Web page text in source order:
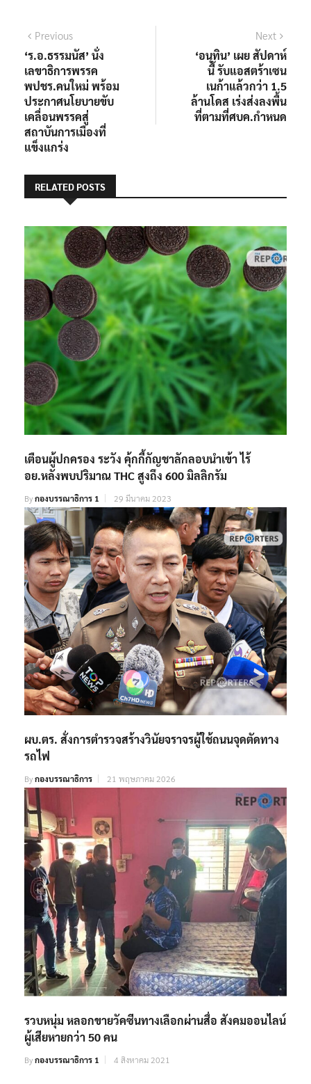
แนะแนว
เรื่อง
PreviousPrevious
post:
‘ร.อ.ธรรมนัส’ นั่ง
เลขาธิการพรรค
พปชร.คนใหม่ พร้อม
ประกาศนโยบายขับ
เคลื่อนพรรคสู่
สถาบันการเมืองที่
แข็งแกร่ง
Next
post:
‘อนุทิน’ เผย สัปดาห์
นี้ รับแอสตร้าเซน
เนก้าแล้วกว่า 1.5
ล้านโดส เร่งส่งลงพื้น
ที่ตามที่ศบค.กำหนด
RELATED POSTS
เตือนผู้ปกครอง ระวัง คุ้กกี้กัญชาลักลอบนำเข้า ไร้
อย.หลังพบปริมาณ THC สูงถึง 600 มิลลิกรัม
Byกองบรรณาธิการ 1 29 มีนาคม 2023
ผบ.ตร. สั่งการตำรวจสร้างวินัยจราจรผู้ใช้ถนนจุดตัดทาง
รถไฟ
Byกองบรรณาธิการ 21 พฤษภาคม 2026
รวบหนุ่ม หลอกขายวัคซีนทางเลือกผ่านสื่อ สังคมออนไลน์
ผู้เสียหายกว่า 50 คน
Byกองบรรณาธิการ 1 4 สิงหาคม 2021